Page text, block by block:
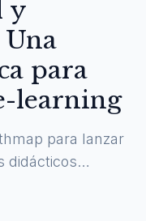
y
para
learning
para lanzar
didácticos